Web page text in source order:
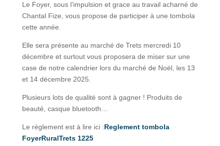
Le Foyer, sous l’impulsion et grace au travail acharné de
Chantal Fize, vous propose de participer à une tombola
cette année.
Elle sera présente au marché de Trets mercredi 10
décembre et surtout vous proposera de miser sur une
case de notre calendrier lors du marché de Noël, les 13
et 14 décembre 2025.
Plusieurs lots de qualité sont à gagner ! Produits de
beauté, casque bluetooth…
Le règlement est à lire ici :Reglement tombola
FoyerRuralTrets 1225